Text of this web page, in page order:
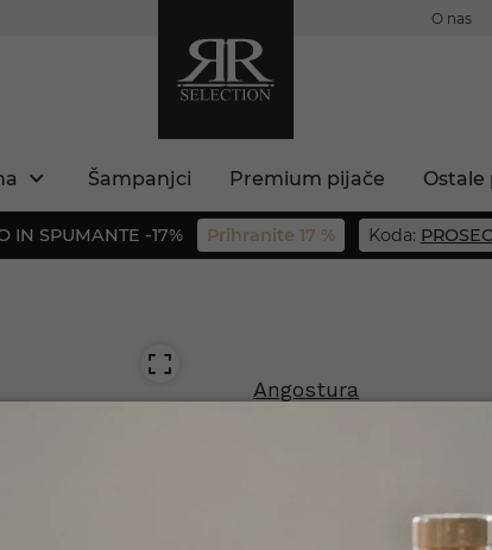
O nas
Šampanjci Premium pijače Ostale
IN SPUMANTE -17% Prihranite 17 % Koda:
Angostura